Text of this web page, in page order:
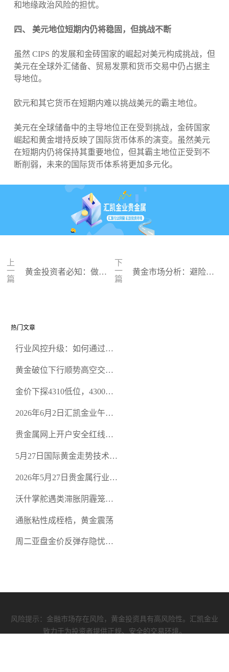
和地缘政治风险的担忧。
四、 美元地位短期内仍将稳固，但挑战不断
虽然 CIPS 的发展和金砖国家的崛起对美元构成挑战，但
美元在全球外汇储备、贸易发票和货币交易中仍占据主
导地位。
欧元和其它货币在短期内难以挑战美元的霸主地位。
美元在全球储备中的主导地位正在受到挑战，金砖国家
崛起和黄金增持反映了国际货币体系的演变。虽然美元
在短期内仍将保持其重要地位，但其霸主地位正受到不
断削弱，未来的国际货币体系将更加多元化。
上
一
篇
黄金投资者必知：做好
下
一
篇
黄金市场分析：避险情
热门文章
行业风控升级：如何通过正
规黄金开户交易平台？
黄金破位下行顺势高空交易
金价下探4310低位，4300关
2026年6月2日汇凯金业午盘
空头清算算法如何布防？
贵金属网上开户安全红线：
恶意洗盘陷阱
5月27日国际黄金走势技术盘
规黄金平台全方位行情解析
2026年5月27日贵金属行业新
正规贵金属开户平台迎开户
热潮
沃什掌舵遇类滞胀阴霾笼
通胀粘性成桎梏，黄金震荡
周二亚盘金价反弹存隐忧，
风险提示：金融市场存在风险，黄金投资具有高风险性。汇凯金业
致力于为投资者提供正规、安全的交易环境。